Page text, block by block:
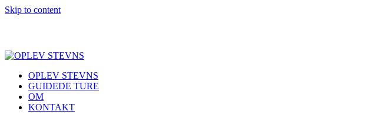
Skip to content
OPLEV STEVNS
GUIDEDE TURE
OM
KONTAKT